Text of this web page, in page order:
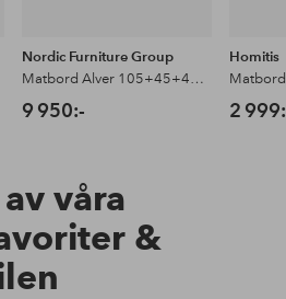
Nordic Furniture Group
Matbord Alver 105+45+45 ask
9 950:-
Homitis
2
våra
&